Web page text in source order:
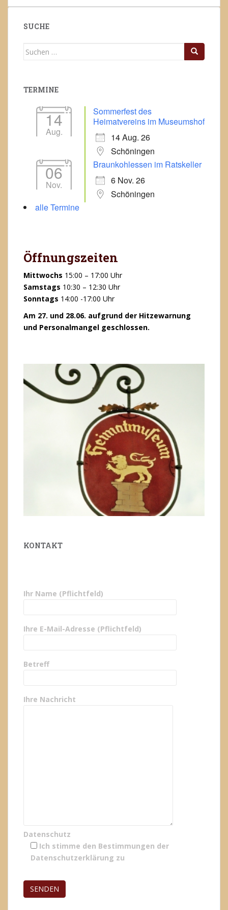
SUCHE
Suchen
TERMINE
14
Aug.
Sommerfest des
Heimatvereins im Museumshof
14 Aug. 26
Schöningen
06
Nov.
Braunkohlessen im Ratskeller
6 Nov. 26
Schöningen
alle Termine
Öffnungszeiten
Mittwochs 15:00 – 17:00 Uhr
Samstags 10:30 – 12:30 Uhr
Sonntags 14:00 -17:00 Uhr
Am 27. und 28.06. aufgrund der Hitzewarnung
und Personalmangel geschlossen.
KONTAKT
Ihr Name (Pflichtfeld)
Ihre E-Mail-Adresse (Pflichtfeld)
Betreff
Ihre Nachricht
Datenschutz
Ich stimme den Bestimmungen der
Datenschutzerklärung zu